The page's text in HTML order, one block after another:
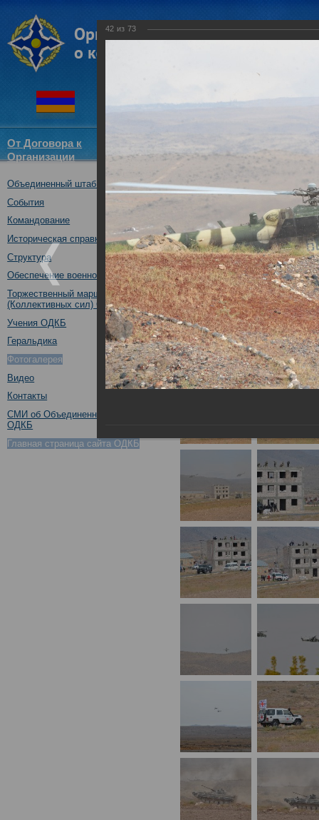
От Договора к
Организации
ОДКБ
Новости
Объединенный штаб ОДКБ
События
Командование
Историческая справка
Структура
Обеспечение военной безопасности
Торжественный марш Войск
(Коллективных сил) ОДКБ
Учения ОДКБ
Геральдика
Фотогалерея
Видео
Контакты
СМИ об Объединенном штабе
ОДКБ
Главная страница сайта ОДКБ
Совместное учение
42 из 73